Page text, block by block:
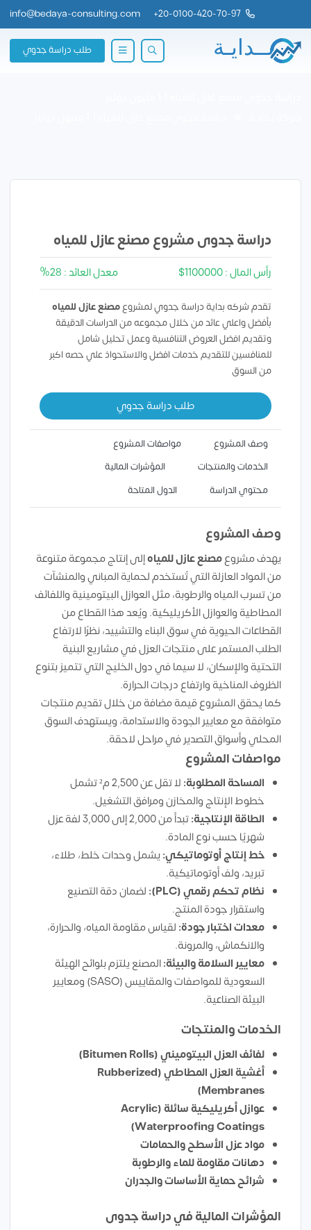
20-0100-420-70-97
+
info@bedaya-consulting.com
طلب دراسة جدوي
دراسة جدوى مشروع مصنع عازل للمياه
رأس المال : 1100000$ معدل العائد : 28%
تقدم شركه بداية دراسة جدوي لمشروعمصنع عازل للمياه
بأفضل واعلي عائد من خلال مجموعه من الدراسات الدقيقة
وتقديم افضل العروض التنافسية وعمل تحليل شامل
للمنافسين للتقديم خدمات افضل والاستحواذ علي حصه اكبر
من السوق
طلب دراسة جدوي
وصف المشروع
مواصفات المشروع
الخدمات والمنتجات
المؤشرات المالية
محتوي الدراسة
الدول المتاحة
وصف المشروع
يهدف مشروعمصنع عازل للمياهإلى إنتاج مجموعة متنوعة
من المواد العازلة التي تُستخدم لحماية المباني والمنشآت
من تسرب المياه والرطوبة، مثل العوازل البيتومينية واللفائف
المطاطية والعوازل الأكريليكية. ويُعد هذا القطاع من
القطاعات الحيوية في سوق البناء والتشييد، نظرًا لارتفاع
الطلب المستمر على منتجات العزل في مشاريع البنية
التحتية والإسكان، لا سيما في دول الخليج التي تتميز بتنوع
الظروف المناخية وارتفاع درجات الحرارة.
كما يحقق المشروع قيمة مضافة من خلال تقديم منتجات
متوافقة مع معايير الجودة والاستدامة، ويستهدف السوق
المحلي وأسواق التصدير في مراحل لاحقة.
مواصفات المشروع
المساحة المطلوبة:
لا تقل عن 2,500 م² تشمل
خطوط الإنتاج والمخازن ومرافق التشغيل.
الطاقة الإنتاجية:
تبدأ من 2,000 إلى 3,000 لفة عزل
شهريًا حسب نوع المادة.
خط إنتاج أوتوماتيكي: يشمل وحدات خلط، طلاء،
تبريد، ولف أوتوماتيكية.
نظام تحكم رقمي (PLC):
لضمان دقة التصنيع
واستقرار جودة المنتج.
معدات اختبار جودة: لقياس مقاومة المياه، والحرارة،
والانكماش، والمرونة.
معايير السلامة والبيئة:المصنع يلتزم بلوائح الهيئة
السعودية للمواصفات والمقاييس (SASO) ومعايير
البيئة الصناعية.
الخدمات والمنتجات
لفائف العزل البيتوميني (Bitumen Rolls)
أغشية العزل المطاطي (Rubberized
Membranes)
عوازل أكريليكية سائلة (Acrylic
Waterproofing Coatings)
مواد عزل الأسطح والحمامات
دهانات مقاومة للماء والرطوبة
شرائح حماية الأساسات والجدران
المؤشرات المالية في دراسة جدوى